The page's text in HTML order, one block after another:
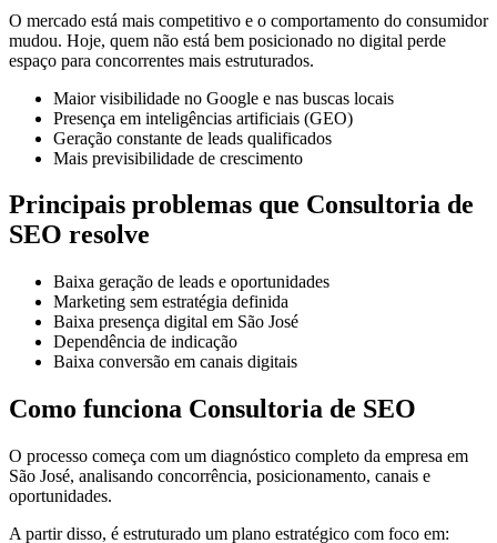
O mercado está mais competitivo e o comportamento do consumidor
mudou. Hoje, quem não está bem posicionado no digital perde
espaço para concorrentes mais estruturados.
Maior visibilidade no Google e nas buscas locais
Presença em inteligências artificiais (GEO)
Geração constante de leads qualificados
Mais previsibilidade de crescimento
Principais problemas que Consultoria de
SEO resolve
Baixa geração de leads e oportunidades
Marketing sem estratégia definida
Baixa presença digital em São José
Dependência de indicação
Baixa conversão em canais digitais
Como funciona Consultoria de SEO
O processo começa com um diagnóstico completo da empresa em
São José, analisando concorrência, posicionamento, canais e
oportunidades.
A partir disso, é estruturado um plano estratégico com foco em: